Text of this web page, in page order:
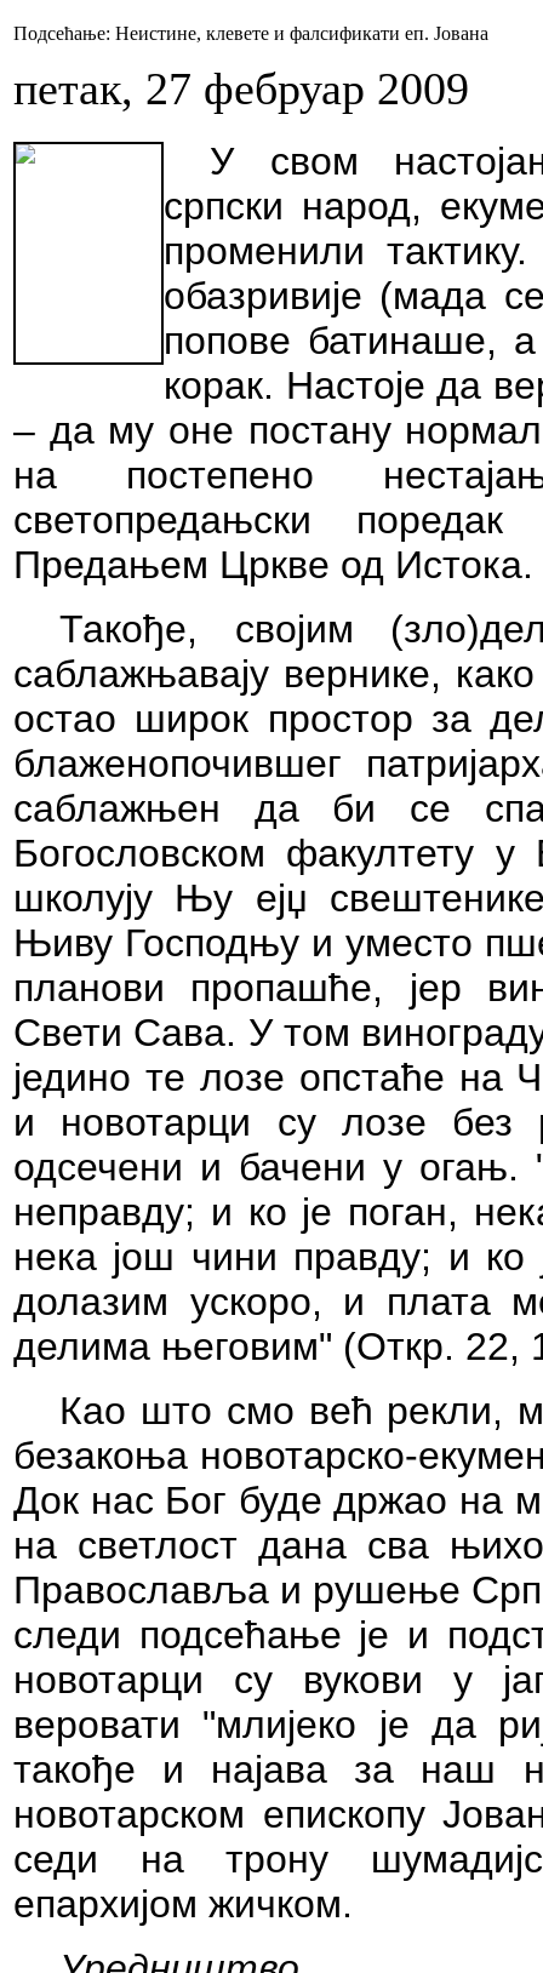
Подсећање: Неистине, клевете и фалсификати eп. Јована
петак, 27 фебруар 2009
У свом
српски народ,
променили
обазривије (мада
попове батинаше,
корак. Настоје да
– да му оне постану
на постепено
светопредањски
Предањем Цркве од Истока.
Такође, својим
саблажњавају вернике,
остао широк простор за
блаженопочившег
саблажњен да би се
Богословском факултету
школују Њу ејџ
Њиву Господњу и уместо
планови пропашће, јер
Свети Сава. У том
једино те лозе опстаће на
и новотарци су лозе без
одсечени и бачени у огањ.
неправду; и ко је поган,
нека још чини правду; и ко
долазим ускоро, и плата
делима његовим" (Откр. 22,
Као што смо већ рекли,
безакоња новотарско-
Док нас Бог буде држао на
на светлост дана сва
Православља и рушење
следи подсећање је и
новотарци су вукови у
веровати "млијеко је да
такође и најава за наш
новотарском епископу
седи на трону
епархијом жичком.